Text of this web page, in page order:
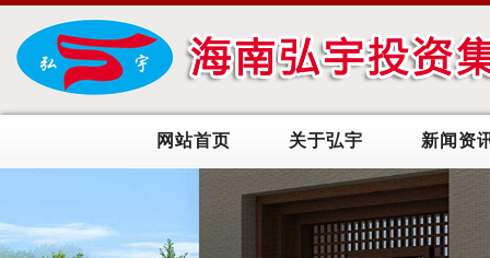
网站首页 关于弘宇 新闻资